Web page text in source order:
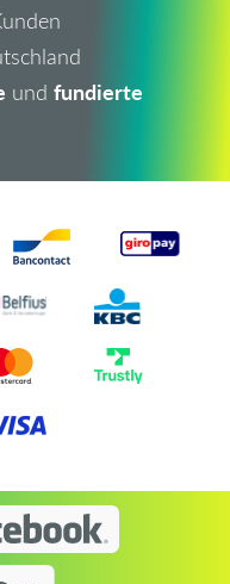
und fundierte